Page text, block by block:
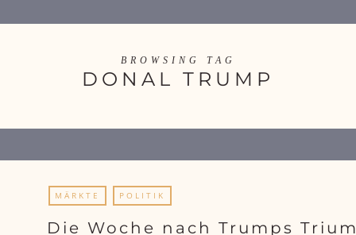
BROWSING TAG
DONAL TRUMP
MÄRKTE POLITIK
Die Woche nach Trumps